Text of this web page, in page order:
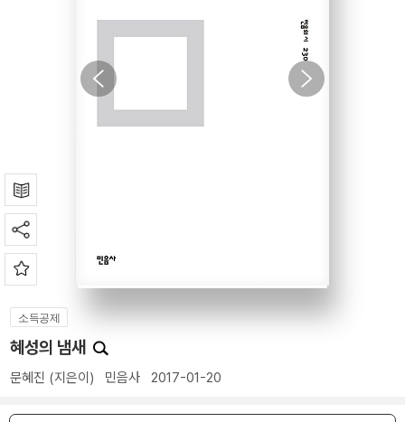
소득공제
혜성의 냄새
문혜진 (지은이) 민음사 2017-01-20